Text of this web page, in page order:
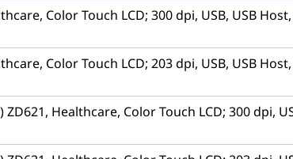
Color Touch LCD; 300 dpi, USB, USB
Color Touch LCD; 203 dpi, USB, USB
Healthcare, Color Touch LCD; 300 dpi,